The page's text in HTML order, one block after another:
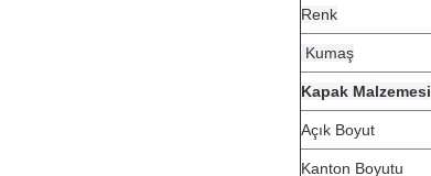
Renk
Kumaş
Kapak Malzemesi
Açık Boyut
Kanton Boyutu